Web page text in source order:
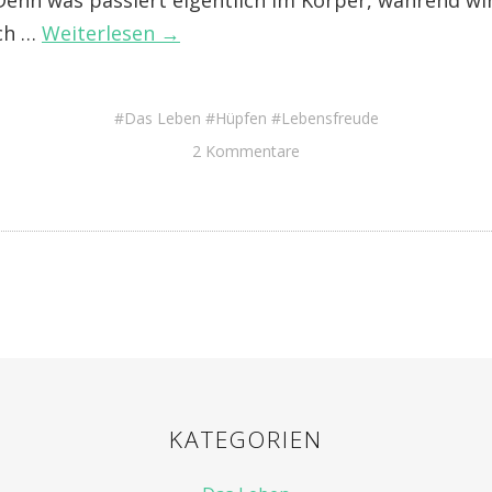
… Weiterlesen →
Das Leben Hüpfen
Lebensfreude
2 Kommentare
KATEGORIEN